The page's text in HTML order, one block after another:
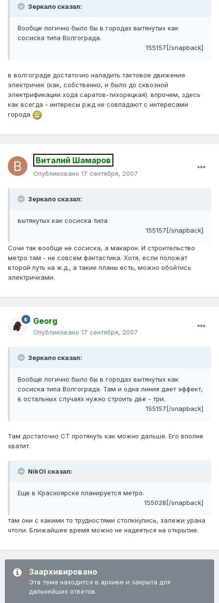
Зеркало сказал:
Вообще логично было бы в городах вытянутых как
сосиска типа Волгограда.
155157[/snapback]
в волгограде достаточно наладить тактовое движение
электричек (как, собственно, и было до сквозной
электрификации хода саратов-тихорецкая). впрочем, здесь
как всегда - интересы ржд не совпадают с интересами
города
Виталий Шамаров
Опубликовано 17 сентября, 2007
Зеркало сказал:
вытянутых как сосиска типа
155157[/snapback]
Сочи так вообще не сосиска, а макарон. И строительство
метро там - не совсем фантастика. Хотя, если положат
второй путь на ж.д., а такие планы есть, можно обойтись
электричками.
Georg
Опубликовано 17 сентября, 2007
Зеркало сказал:
Вообще логично было бы в городах вытянутых как
сосиска типа Волгограда. Там и одна линия дает эффект,
в остальных случаях нужно строить две - три.
155157[/snapback]
Там достаточно СТ протянуть как можно дальше. Его вполне
хватит.
NikOl сказал:
Еще в Красноярске планируется метро.
155028[/snapback]
там они с какими то трудностями столкнулись, залежи урана
чтоли. Ближайшее время можно не надеяться на открытие.
Заархивировано
Эта тема находится в архиве и закрыта для
дальнейших ответов.